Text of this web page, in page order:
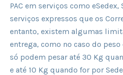
PAC em serviços como eSedex,
serviços expressos que os
entanto, existem algumas
entrega, como no caso do
só podem pesar até 30 Kg
e até 10 Kg quando for por